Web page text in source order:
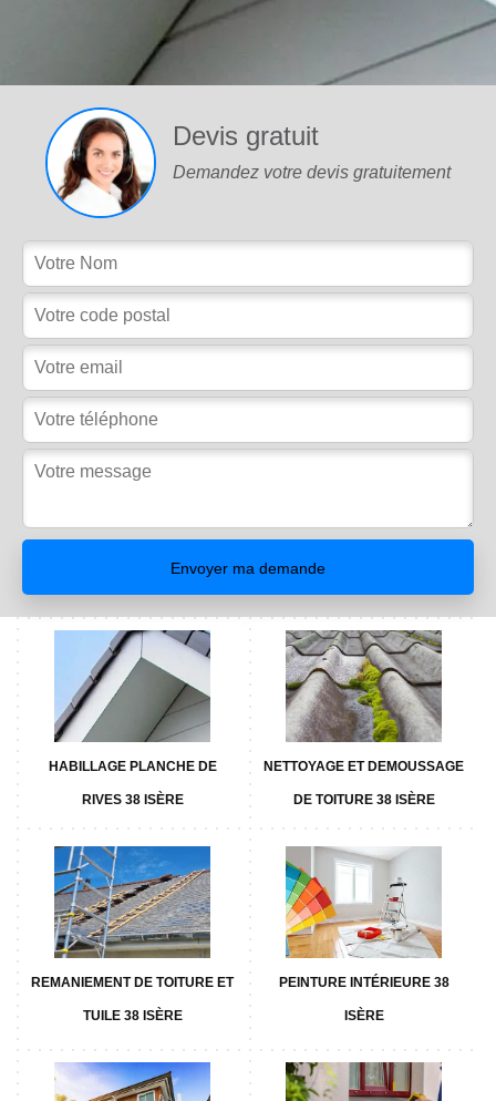
Devis gratuit
Demandez votre devis gratuitement
HABILLAGE PLANCHE DE
RIVES 38 ISÈRE
NETTOYAGE ET DEMOUSSAGE
DE TOITURE 38 ISÈRE
REMANIEMENT DE TOITURE ET
TUILE 38 ISÈRE
PEINTURE INTÉRIEURE 38
ISÈRE